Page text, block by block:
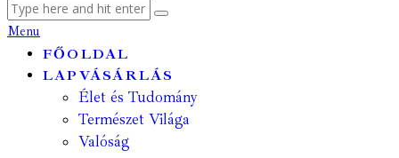
Menu
FŐOLDAL
LAPVÁSÁRLÁS
Élet és Tudomány
Természet Világa
Valóság